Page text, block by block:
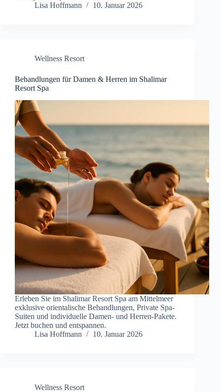
Lisa Hoffmann
10. Januar 2026
Wellness Resort
Behandlungen für Damen & Herren im Shalimar
Resort Spa
Erleben Sie im Shalimar Resort Spa am Mittelmeer
exklusive orientalische Behandlungen, Private Spa-
Suiten und individuelle Damen- und Herren-Pakete.
Jetzt buchen und entspannen.
Lisa Hoffmann
10. Januar 2026
Wellness Resort